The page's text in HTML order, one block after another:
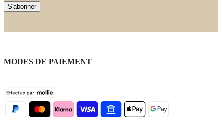
S'abonner
MODES DE PAIEMENT